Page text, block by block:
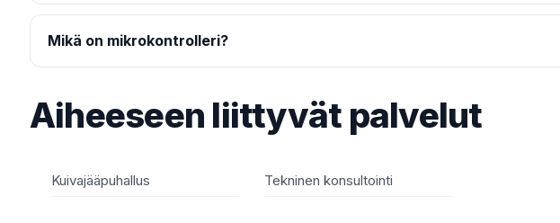
Mikä on mikrokontrolleri?
Aiheeseen liittyvät palvelut
Kuivajääpuhallus Tekninen konsultointi